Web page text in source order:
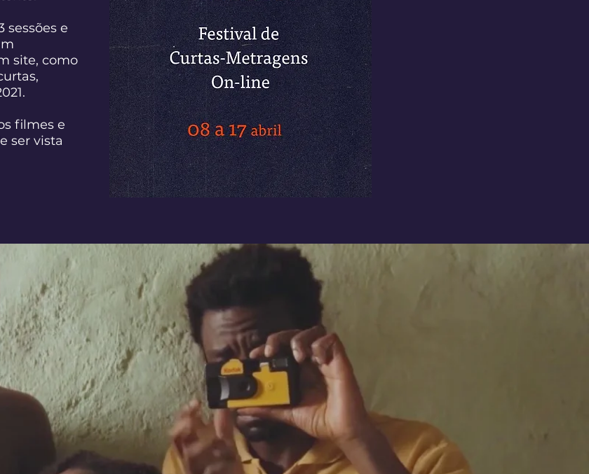
sessões e
site, como
filmes e
ser vista